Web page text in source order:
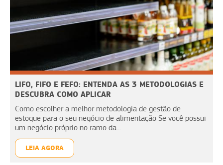
LIFO, FIFO E FEFO: ENTENDA AS 3 METODOLOGIAS E
DESCUBRA COMO APLICAR
Como escolher a melhor metodologia de gestão de
estoque para o seu negócio de alimentação Se você possui
um negócio próprio no ramo da...
LEIA AGORA